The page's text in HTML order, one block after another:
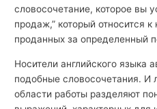
словосочетание, которое вы
продаж,” который относится
проданных за определенный
Носители английского языка
подобные словосочетания. И
области работы разделяют